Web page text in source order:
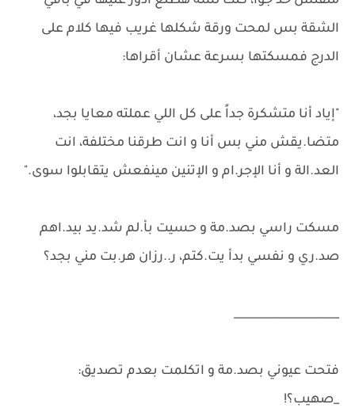
الشقة بس لمحت ورقة شكلها غريب فيها كلام على
الدرج فمسكتها بسرعة عشان أقراها:
"إياد أنا متشكرة جداً على كل اللي عملته معايا بجد،
متضا.يقش مني بس أنا و انت طرقنا مختلفة، انت
العد.الة و أنا الإجر.ام و الإتنين مينفعش يتقابلوا سوى."
مسكت راسي بصد.مة و حسيت بأ.لم شد.يد بيد.اهم
صد.ري و نفسي بدأ يت.كتم، ر..رزان هر.بت مني بجد؟
___________________
فتحت عيوني بصد.مة و اتكلمت بعدم تصديق:
_صهيب؟!